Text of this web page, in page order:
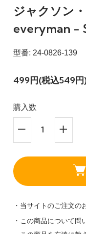
ジャクソン
everyman -
型番: 24-0826-139
499円(税込549円
購入数
・当サイトのご注文の
・この商品について問